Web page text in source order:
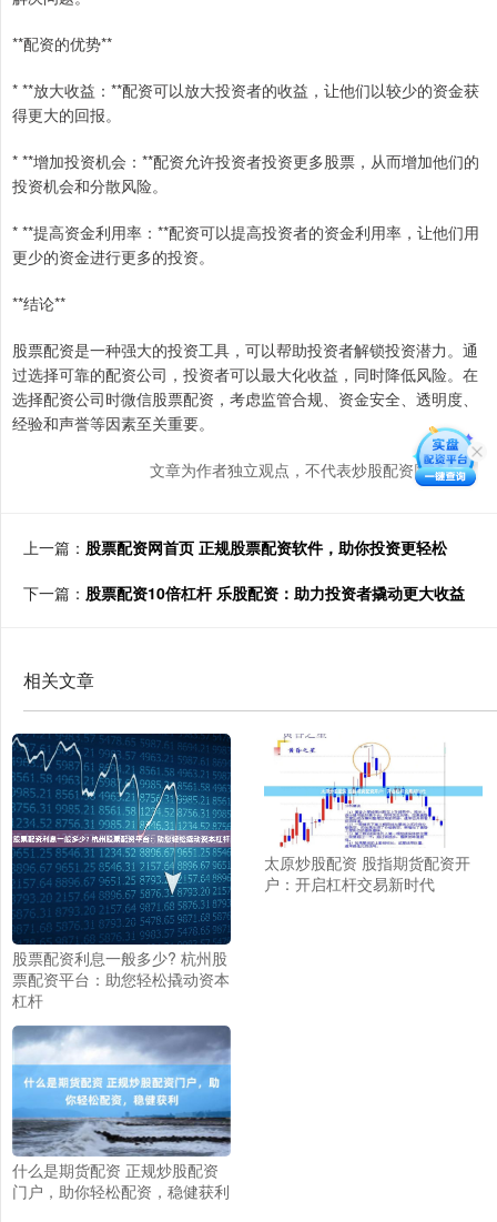
**配资的优势**
* **放大收益：**配资可以放大投资者的收益，让他们以较少的资金获
得更大的回报。
* **增加投资机会：**配资允许投资者投资更多股票，从而增加他们的
投资机会和分散风险。
* **提高资金利用率：**配资可以提高投资者的资金利用率，让他们用
更少的资金进行更多的投资。
**结论**
股票配资是一种强大的投资工具，可以帮助投资者解锁投资潜力。通
过选择可靠的配资公司，投资者可以最大化收益，同时降低风险。在
选择配资公司时微信股票配资，考虑监管合规、资金安全、透明度、
经验和声誉等因素至关重要。
文章为作者独立观点，不代表炒股配资网站观点
上一篇： 股票配资网首页 正规股票配资软件，助你投资更轻松
下一篇： 股票配资10倍杠杆 乐股配资：助力投资者撬动更大收益
相关文章
股票配资利息一般多少? 杭州股
票配资平台：助您轻松撬动资本
杠杆
太原炒股配资 股指期货配资开
户：开启杠杆交易新时代
什么是期货配资 正规炒股配资
门户，助你轻松配资，稳健获利